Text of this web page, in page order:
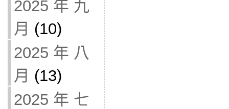
2025 年 九
月 (10)
2025 年 八
月 (13)
2025 年 七